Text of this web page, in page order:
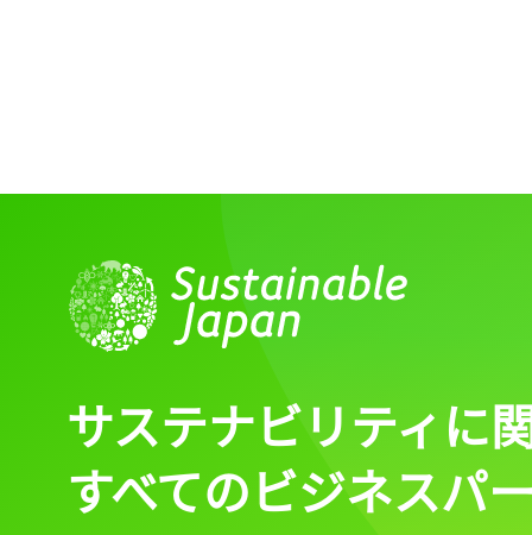
サステナビリティに
すべてのビジネスパ